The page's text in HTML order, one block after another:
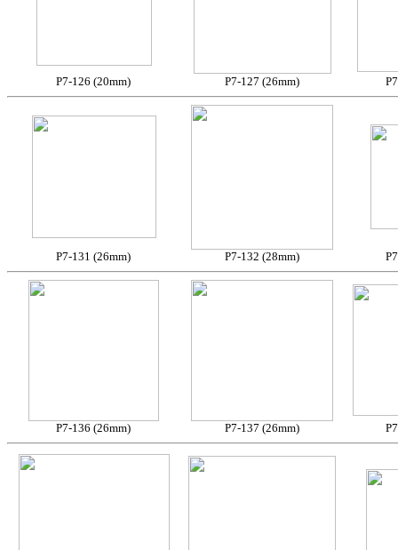
P7-126 (20mm) P7-127 (26mm)
P7-131 (26mm) P7-132 (28mm)
P7-136 (26mm) P7-137 (26mm)